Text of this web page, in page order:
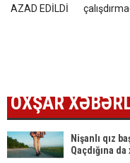
AZAD EDİLDİ
OXŞAR
Nişanlı qız
Qaçdığına